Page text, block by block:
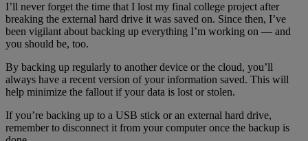
I’ll never forget the time that I lost my final college project after
breaking the external hard drive it was saved on. Since then, I’ve
been vigilant about backing up everything I’m working on — and
you should be, too.
By backing up regularly to another device or the cloud, you’ll
always have a recent version of your information saved. This will
help minimize the fallout if your data is lost or stolen.
If you’re backing up to a USB stick or an external hard drive,
remember to disconnect it from your computer once the backup is